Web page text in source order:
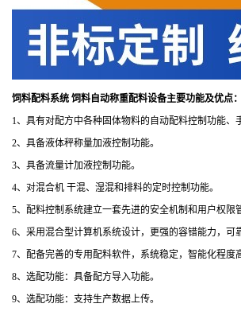
饲料配料系统 饲料自动称重配料设备主要功能及优点：
1、具有对配方中各种固体物料的自动配料控制功能、
2、具备液体秤称量加液控制功能。
3、具备流量计加液控制功能。
4、对混合机 干混、湿混和排料的定时控制功能。
5、配料控制系统建立一套先进的安全机制和用户权限
6、采用混合型计算机系统设计，更强的容错能力，可
7、配备完善的专用配料软件，系统稳定，智能化程度
8、选配功能：具备配方导入功能。
9、选配功能：支持生产数据上传。